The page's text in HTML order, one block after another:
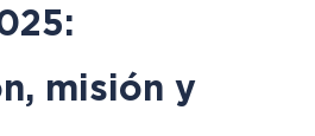
misión y